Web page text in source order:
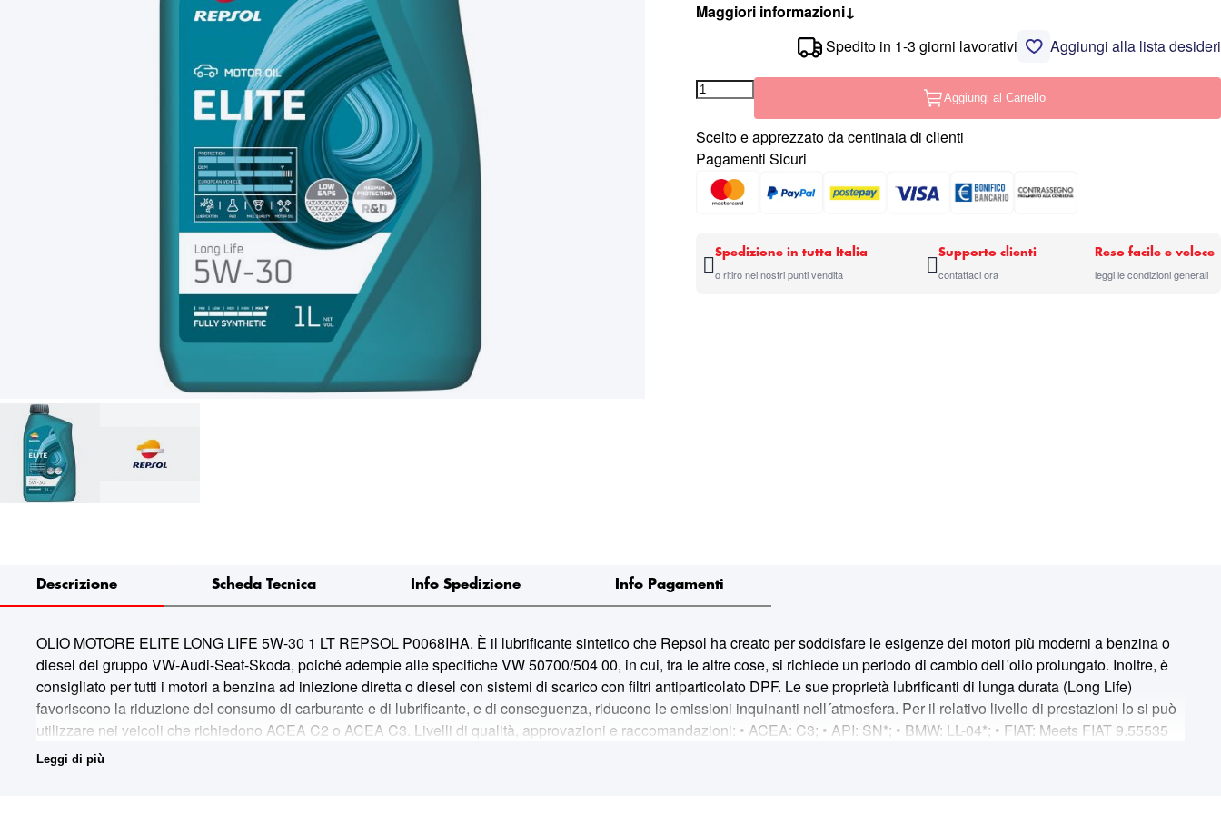
Maggiori informazioni↓
Aggiungi alla lista desideri
Spedito in 1-3 giorni lavorativi
Aggiungi al Carrello
Scelto e apprezzato da centinaia di clienti
Pagamenti Sicuri
Spedizione in tutta Italia
o ritiro nei nostri punti vendita
Supporto clienti
contattaci ora
Reso facile e veloce
leggi le condizioni generali
Descrizione
OLIO MOTORE ELITE LONG LIFE 5W-30 1 LT REPSOL P0068IHA. È il lubrificante sintetico che Repsol ha creato per soddisfare le esigenze dei motori più moderni a benzina o
diesel del gruppo VW-Audi-Seat-Skoda, poiché adempie alle specifiche VW 50700/504 00, in cui, tra le altre cose, si richiede un periodo di cambio dell´olio prolungato. Inoltre, è
consigliato per tutti i motori a benzina ad iniezione diretta o diesel con sistemi di scarico con filtri antiparticolato DPF. Le sue proprietà lubrificanti di lunga durata (Long Life)
favoriscono la riduzione del consumo di carburante e di lubrificante, e di conseguenza, riducono le emissioni inquinanti nell´atmosfera. Per il relativo livello di prestazioni lo si può
utilizzare nei veicoli che richiedono ACEA C2 o ACEA C3. Livelli di qualità, approvazioni e raccomandazioni: • ACEA: C3; • API: SN*; • BMW: LL-04*; • FIAT: Meets FIAT 9.55535
S3; • MB: 229.51*; • PORSCHE: C30; • VW: 507.00/504.00. * Approvazione formale. Qualità: I risultati ottenuti nel test normalizzato di VW con filtro antiparticolato DPF
Leggi di più
Scheda Tecnica Info Spedizione Info Pagamenti